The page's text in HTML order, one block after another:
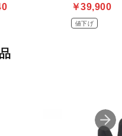
￥39,900
値下げ